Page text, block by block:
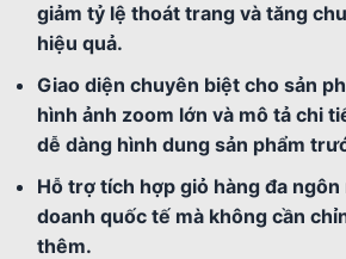
giảm tỷ lệ thoát trang và tăng
hiệu quả.
Giao diện chuyên biệt cho sản
hình ảnh zoom lớn và mô tả chi
dễ dàng hình dung sản phẩm
Hỗ trợ tích hợp giỏ hàng đa
doanh quốc tế mà không cần
thêm.